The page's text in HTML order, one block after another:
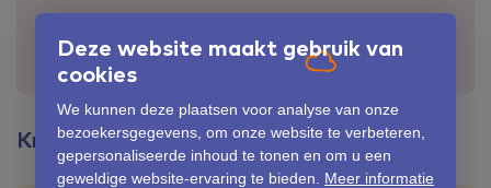
Deze website maakt gebruik van
cookies
We kunnen deze plaatsen voor analyse van onze
bezoekersgegevens, om onze website te verbeteren,
gepersonaliseerde inhoud te tonen en om u een
geweldige website-ervaring te bieden. Meer informatie
ziekenhuis?
Kraamtijd